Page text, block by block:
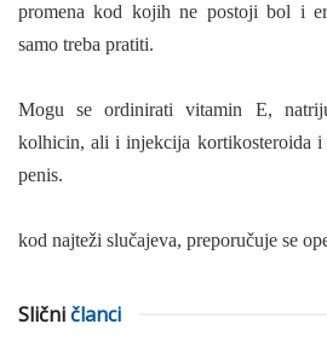
promena kod kojih ne postoji bol i
samo treba pratiti.
Mogu se ordinirati vitamin E,
kolhicin, ali i injekcija kortikosteroida i
penis.
kod najteži slučajeva, preporučuje se
Slični članci